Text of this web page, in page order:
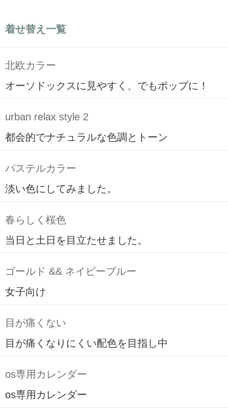
着せ替え一覧
北欧カラー
オーソドックスに見やすく、でもポップに！
urban relax style 2
都会的でナチュラルな色調とトーン
パステルカラー
淡い色にしてみました。
春らしく桜色
当日と土日を目立たせました。
ゴールド && ネイビーブルー
女子向け
目が痛くない
目が痛くなりにくい配色を目指し中
os専用カレンダー
os専用カレンダー